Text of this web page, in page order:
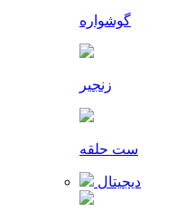
گوشواره
زنجیر
ست حلقه
دیجیتال